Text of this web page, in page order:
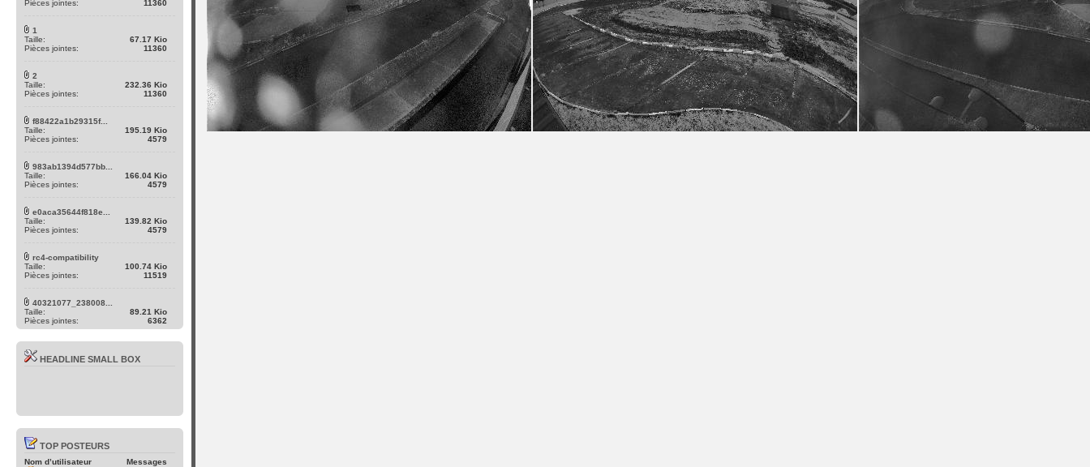
Pièces jointes:
11360
1
Taille:
67.17 Kio
Pièces jointes:
11360
2
Taille:
232.36 Kio
Pièces jointes:
11360
f88422a1b29315f...
Taille:
195.19 Kio
Pièces jointes:
4579
983ab1394d577bb...
Taille:
166.04 Kio
Pièces jointes:
4579
e0aca35644f818e...
Taille:
139.82 Kio
Pièces jointes:
4579
rc4-compatibility
Taille:
100.74 Kio
Pièces jointes:
11519
40321077_238008...
Taille:
89.21 Kio
Pièces jointes:
6362
HEADLINE SMALL BOX
TOP POSTEURS
Nom d’utilisateur
Messages